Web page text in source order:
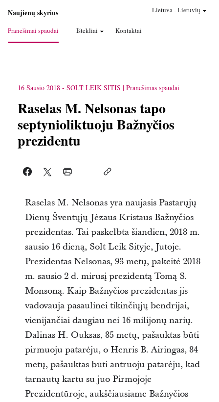
Naujienų skyrius
Pranešimai spaudai Ištekliai Kontaktai
Lietuva-Lietuvių
16 Sausio 2018 - SOLT LEIK SITIS Pranešimas spaudai
Raselas M. Nelsonas tapo
septynioliktuoju Bažnyčios
prezidentu
Raselas M. Nelsonas yra naujasis Pastarųjų
Dienų Šventųjų Jėzaus Kristaus Bažnyčios
prezidentas. Tai paskelbta šiandien, 2018 m.
sausio 16 dieną, Solt Leik Sityje, Jutoje.
Prezidentas Nelsonas, 93 metų, pakeitė 2018
m. sausio 2 d. mirusį prezidentą Tomą S.
Monsoną. Kaip Bažnyčios prezidentas jis
vadovauja pasaulinei tikinčiųjų bendrijai,
vienijančiai daugiau nei 16 milijonų narių.
Dalinas H. Ouksas, 85 metų, pašauktas būti
pirmuoju patarėju, o Henris B. Airingas, 84
metų, pašauktas būti antruoju patarėju, kad
tarnautų kartu su juo Pirmojoje
Prezidentūroje, aukščiausiame Bažnyčios